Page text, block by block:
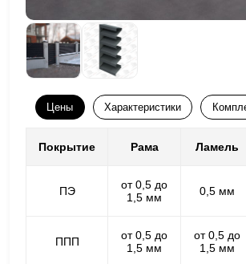
Цены Характеристики
Покрытие Рама Ламель
ПЭ
от 0,5 до
1,5 мм
0,5 мм
ППП
от 0,5 до
1,5 мм
от 0,5 до
1,5 мм